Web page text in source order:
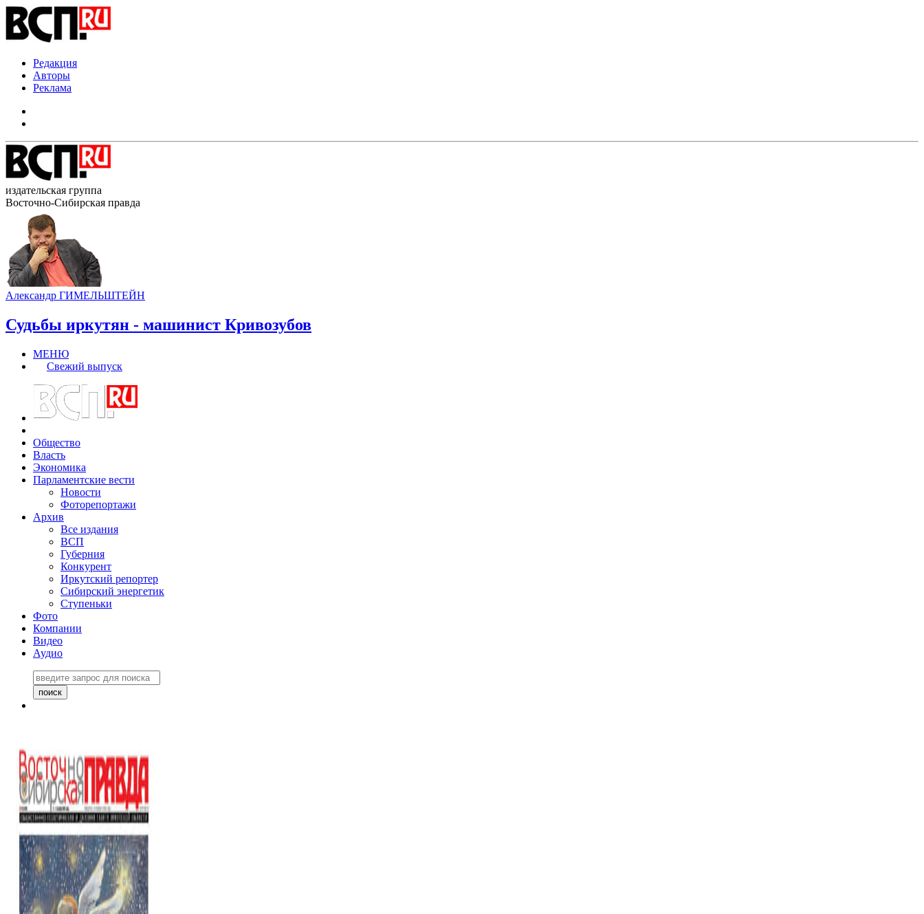
Редакция
Авторы
Реклама
издательская группа
Восточно-Сибирская правда
Александр ГИМЕЛЬШТЕЙН
Судьбы иркутян - машинист Кривозубов
МЕНЮ
Свежий выпуск
Общество
Власть
Экономика
Парламентские вести
Новости
Фоторепортажи
Архив
Все издания
ВСП
Губерния
Конкурент
Иркутский репортер
Сибирский энергетик
Ступеньки
Фото
Компании
Видео
Аудио